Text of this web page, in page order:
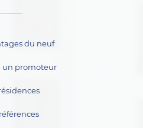
du neuf
un promoteur